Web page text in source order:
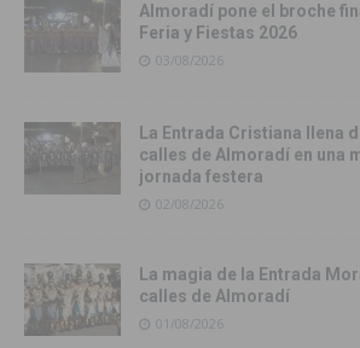
Almoradí pone el broche
Feria y Fiestas 2026
03/08/2026
La Entrada Cristiana llena
calles de Almoradí en una
jornada festera
02/08/2026
La magia de la Entrada
calles de Almoradí
01/08/2026